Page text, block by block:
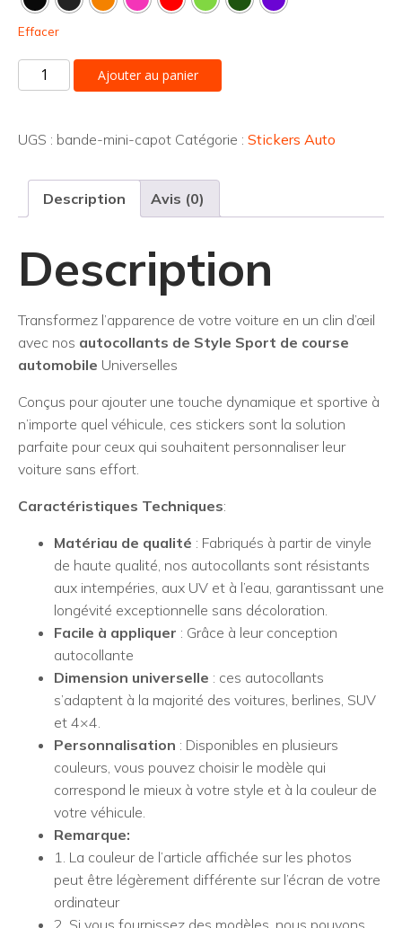
Effacer
quantité
de
de
de
taligate
Lignes
pour
de
voiture,
MINI
Cooper
F56
F55
F57
R58
Universel
Ajouter au panier
UGS : bande-mini-capot Catégorie : Stickers Auto
Description Avis (0)
Description
Transformez l’apparence de votre voiture en un clin d’œil
avec nos autocollants de Style Sport de course
automobile Universelles
Conçus pour ajouter une touche dynamique et sportive à
n’importe quel véhicule, ces stickers sont la solution
parfaite pour ceux qui souhaitent personnaliser leur
voiture sans effort.
Caractéristiques Techniques:
Matériau de qualité : Fabriqués à partir de vinyle
de haute qualité, nos autocollants sont résistants
aux intempéries, aux UV et à l’eau, garantissant une
longévité exceptionnelle sans décoloration.
Facile à appliquer : Grâce à leur conception
autocollante
Dimension universelle : ces autocollants
s’adaptent à la majorité des voitures, berlines, SUV
et 4×4.
Personnalisation : Disponibles en plusieurs
couleurs, vous pouvez choisir le modèle qui
correspond le mieux à votre style et à la couleur de
votre véhicule.
Remarque:
1. La couleur de l’article affichée sur les photos
peut être légèrement différente sur l’écran de votre
ordinateur
2. Si vous fournissez des modèles, nous pouvons